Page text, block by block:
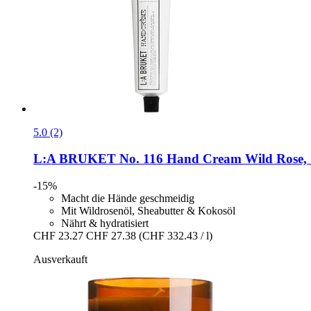
5.0 (2)
L:A BRUKET No. 116 Hand Cream Wild Rose,
-15%
Macht die Hände geschmeidig
Mit Wildrosenöl, Sheabutter & Kokosöl
Nährt & hydratisiert
CHF 23.27 CHF 27.38 (CHF 332.43 / l)
Ausverkauft